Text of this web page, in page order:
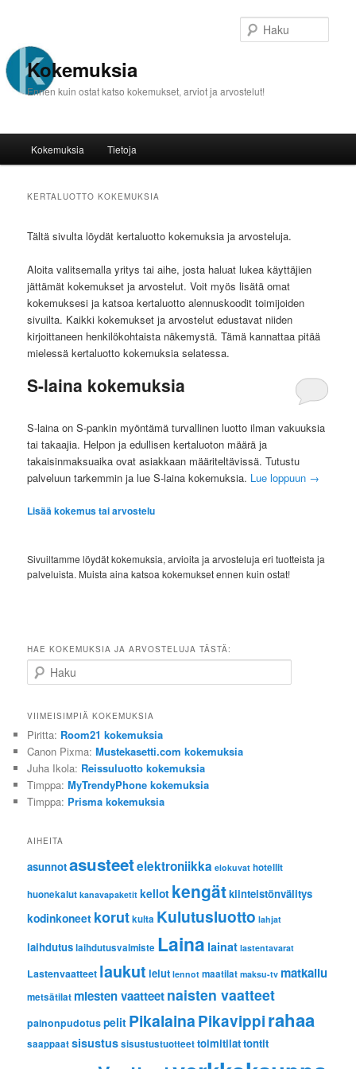
Kokemuksia
Ennen kuin ostat katso kokemukset, arviot ja arvostelut!
Siirry sisältöön
Siirry toissijaiseen sisältöön
Kokemuksia Tietoja
KERTALUOTTO KOKEMUKSIA
Tältä sivulta löydät kertaluotto kokemuksia ja arvosteluja.
Aloita valitsemalla yritys tai aihe, josta haluat lukea käyttäjien
jättämät kokemukset ja arvostelut. Voit myös lisätä omat
kokemuksesi ja katsoa kertaluotto alennuskoodit toimijoiden
sivuilta. Kaikki kokemukset ja arvostelut edustavat niiden
kirjoittaneen henkilökohtaista näkemystä. Tämä kannattaa pitää
mielessä kertaluotto kokemuksia selatessa.
S-laina kokemuksia
S-laina on S-pankin myöntämä turvallinen luotto ilman vakuuksia
tai takaajia. Helpon ja edullisen kertaluoton määrä ja
takaisinmaksuaika ovat asiakkaan määriteltävissä. Tutustu
palveluun tarkemmin ja lue S-laina kokemuksia. Lue loppuun →
Lisää kokemus tai arvostelu
Sivuiltamme löydät kokemuksia, arvioita ja arvosteluja eri tuotteista ja
palveluista. Muista aina katsoa kokemukset ennen kuin ostat!
HAE KOKEMUKSIA JA ARVOSTELUJA TÄSTÄ:
Haku
VIIMEISIMPIÄ KOKEMUKSIA
Piritta: Room21 kokemuksia
Canon Pixma:Mustekasetti.com kokemuksia
Juha Ikola: Reissuluotto kokemuksia
Timppa:MyTrendyPhone kokemuksia
Timppa: Prisma kokemuksia
AIHEITA
asunnotasusteetelektroniikka elokuvat hotellit
huonekalut kanavapaketit kellot kengätkiinteistönvälitys
kodinkoneet korutkulta Kulutusluotto lahjat
laihdutuslaihdutusvalmiste Laina lainat lastentavarat
Lastenvaatteet laukut lelut lennot maatilat maksu-tv matkailu
metsätilatmiesten vaatteetnaisten vaatteet
painonpudotuspelit PikalainaPikavippirahaa
saappaatsisustussisustustuotteettoimitilattontit